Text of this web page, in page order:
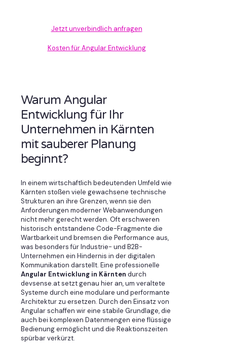
Jetzt unverbindlich anfragen
Kosten für Angular Entwicklung
Warum Angular
Entwicklung für Ihr
Unternehmen in Kärnten
mit sauberer Planung
beginnt?
In einem wirtschaftlich bedeutenden Umfeld wie
Kärnten stoßen viele gewachsene technische
Strukturen an ihre Grenzen, wenn sie den
Anforderungen moderner Webanwendungen
nicht mehr gerecht werden. Oft erschweren
historisch entstandene Code-Fragmente die
Wartbarkeit und bremsen die Performance aus,
was besonders für Industrie- und B2B-
Unternehmen ein Hindernis in der digitalen
Kommunikation darstellt. Eine professionelle
Angular Entwicklung in Kärnten durch
devsense.at setzt genau hier an, um veraltete
Systeme durch eine modulare und performante
Architektur zu ersetzen. Durch den Einsatz von
Angular schaffen wir eine stabile Grundlage, die
auch bei komplexen Datenmengen eine flüssige
Bedienung ermöglicht und die Reaktionszeiten
spürbar verkürzt.